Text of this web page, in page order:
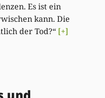
Es ist ein
kann. Die
der Tod?“ [+]